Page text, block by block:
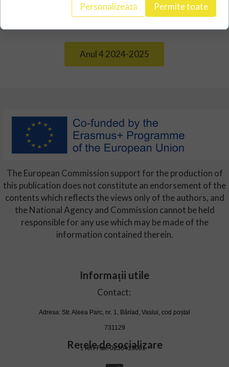
Anul 4 2024-2025
Anul 2 2022-2023
The European Commission support for the production of
this publication does not constitute an endorsement of the
contents which reflects the views only of the authors, and
the National Agency and Commission cannot be held
responsible for any use which may be made of the
information contained therein.
Rețele de socializare
Informații utile
Contact:
Adresa: Str. Aleea Parc, nr. 1, Bârlad, Vaslui, cod poștal
731129
Tel./ Fax. 0235413001
Personalizează Permite toate